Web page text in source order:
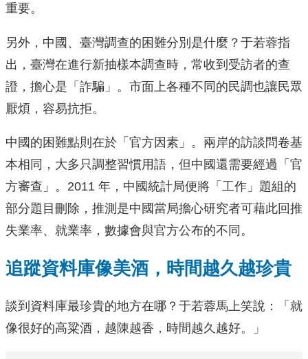
重要。
另外，中國、臺灣調查的困難分別是什麼？于若蓉指
出，臺灣在進行新抽樣本調查時，常收到受訪者的查
證，擔心是「詐騙」。市面上各種不同的民調也讓民眾
厭煩，容易抗拒。
中國的困難點則在於「官方因素」。兩岸的訪談問卷基
本相同，大多只調整習慣用語，但中國還需要經過「官
方審查」。2011 年，中國統計局便將「工作」題組的
部分題目刪除，推測是中國當局擔心研究者可藉此回推
失業率、就業率，數據會與官方公布的不同。
追蹤資料庫像美酒，時間越久越珍貴
談到資料庫最珍貴的地方在哪？于若蓉馬上笑說：「就
像很好的高粱酒，越陳越香，時間越久越好。」